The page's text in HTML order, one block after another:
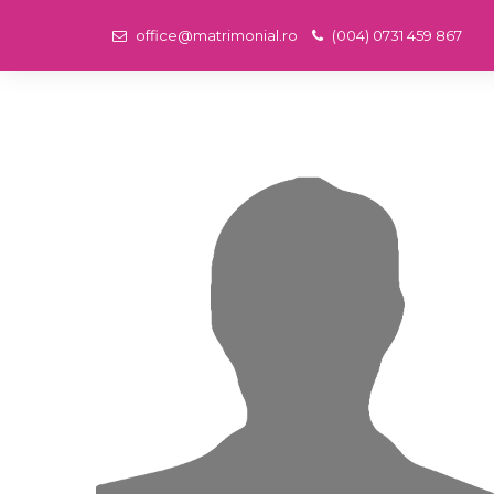
office@matrimonial.ro (004) 0731 459 867